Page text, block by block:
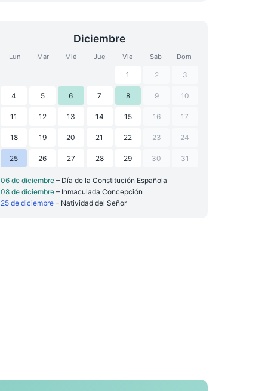
Diciembre
Lun Mar Mié Jue Vie Sáb Dom
1 2 3
4 5 6 7 8 9 10
11 12 13 14 15 16 17
18 19 20 21 22 23 24
25 26 27 28 29 30 31
06 de diciembre– Día de la Constitución Española
08 de diciembre– Inmaculada Concepción
25 de diciembre– Natividad del Señor